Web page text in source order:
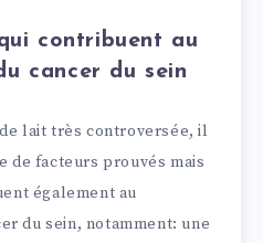
contribuent au
cancer du sein
lait très controversée, il
de facteurs prouvés mais
également au
du sein, notamment: une